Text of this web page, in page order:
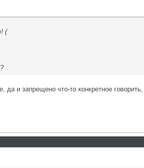
(
и запрещено что-то конкретное